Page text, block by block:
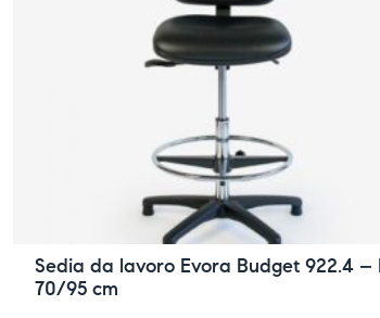
Sedia da lavoro Evora Budget 922.4 –
70/95 cm